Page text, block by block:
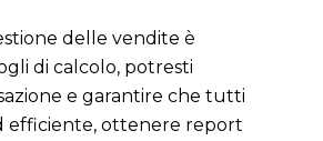
delle vendite è
di calcolo, potresti
e garantire che tutti
efficiente, ottenere report